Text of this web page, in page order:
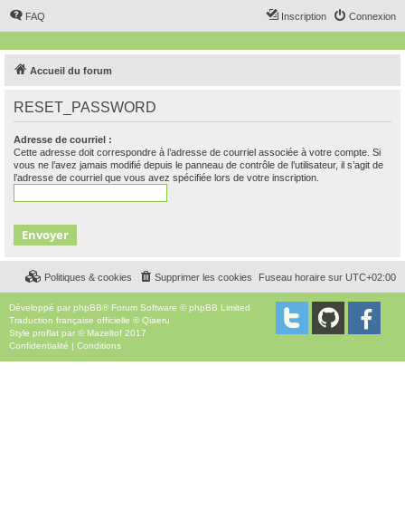
FAQ Connexion
Inscription
Accueil du forum
RESET_PASSWORD
Adresse de courriel :
Cette adresse doit correspondre à l’adresse de courriel associée à votre compte. Si
vous ne l’avez jamais modifié depuis le panneau de contrôle de l’utilisateur, il s’agit de
l’adresse de courriel que vous avez spécifiée lors de votre inscription.
Fuseau horaire sur UTC+02:00
Supprimer les cookies
Politiques & cookies
Développé par phpBB® Forum Software © phpBB Limited
Traduction française officielle ©Qiaeru
Style proflat par © Mazeltof 2017
Confidentialité | Conditions